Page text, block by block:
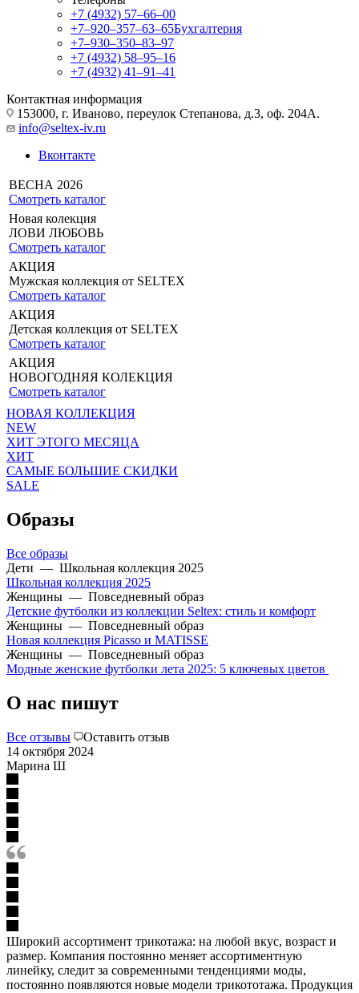
+7 (4932) 57‒66‒00
+7‒920‒357‒63‒65Бухгалтерия
+7‒930‒350‒83‒97
+7 (4932) 58‒95‒16
+7 (4932) 41‒91‒41
Контактная информация
153000, г. Иваново, переулок Степанова, д.3, оф. 204А.
info@seltex-iv.ru
Вконтакте
ВЕСНА 2026
Смотреть каталог
Новая колекция
ЛОВИ ЛЮБОВЬ
Смотреть каталог
АКЦИЯ
Мужская коллекция от SELTEX
Смотреть каталог
АКЦИЯ
Детская коллекция от SELTEX
Смотреть каталог
АКЦИЯ
НОВОГОДНЯЯ КОЛЕКЦИЯ
Смотреть каталог
НОВАЯ КОЛЛЕКЦИЯ
NEW
ХИТ ЭТОГО МЕСЯЦА
ХИТ
САМЫЕ БОЛЬШИЕ СКИДКИ
SALE
Образы
Все образы
Дети — Школьная коллекция 2025
Школьная коллекция 2025
Женщины — Повседневный образ
Детские футболки из коллекции Seltex: стиль и комфорт
Женщины — Повседневный образ
Новая коллекция Picasso и MATISSE
Женщины — Повседневный образ
Модные женские футболки лета 2025: 5 ключевых цветов
О нас пишут
Все отзывы
Оставить отзыв
14 октября 2024
Марина Ш
Широкий ассортимент трикотажа: на любой вкус, возраст и
размер. Компания постоянно меняет ассортиментную
линейку, следит за современными тенденциями моды,
постоянно появляются новые модели трикототажа. Продукция